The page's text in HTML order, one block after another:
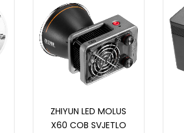
ZHIYUN LED MOLUS
X60 COB SVJETLO